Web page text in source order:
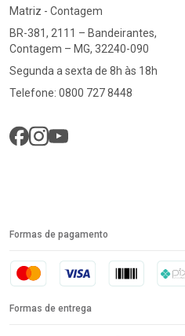
Matriz - Contagem
BR-381, 2111 – Bandeirantes,
Contagem – MG, 32240-090
Segunda a sexta de 8h às 18h
Telefone: 0800 727 8448
Formas de pagamento
Formas de entrega